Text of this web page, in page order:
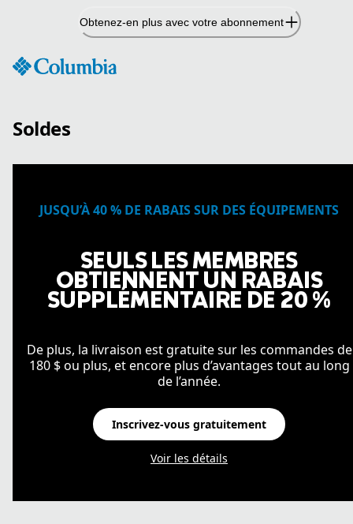
Obtenez-en plus avec votre abonnement
Soldes
JUSQU’À 40 % DE RABAIS SUR DES ÉQUIPEMENTS
SEULS LES MEMBRES
OBTIENNENT UN RABAIS
SUPPLÉMENTAIRE DE 20 %
De plus, la livraison est gratuite sur les commandes de
180 $ ou plus, et encore plus d’avantages tout au long
de l’année.
Inscrivez-vous gratuitement
Voir les détails